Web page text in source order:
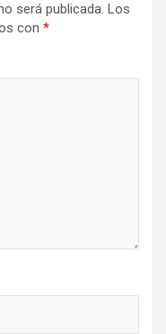
será publicada. Los
con *